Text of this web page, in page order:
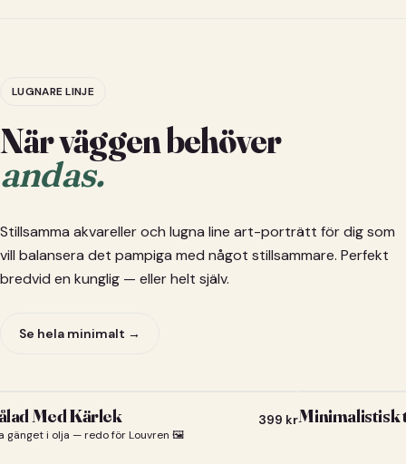
LUGNARE LINJE
När väggen behöver
andas.
Stillsamma akvareller och lugna line art-porträtt för dig som
vill balansera det pampiga med något stillsammare. Perfekt
bredvid en kunglig — eller helt själv.
Se hela minimalt →
Med Kärlek
gänget i olja — redo för Louvren 🖼️
399 krMinimalistisk